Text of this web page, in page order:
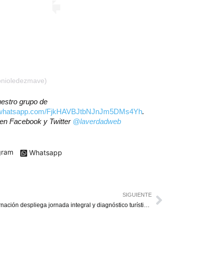
grupo de
FjkHAVBJtbNJnJm5DMs4Yh.
Facebook y Twitter @laverdadweb
Whatsapp
SIGUIENTE